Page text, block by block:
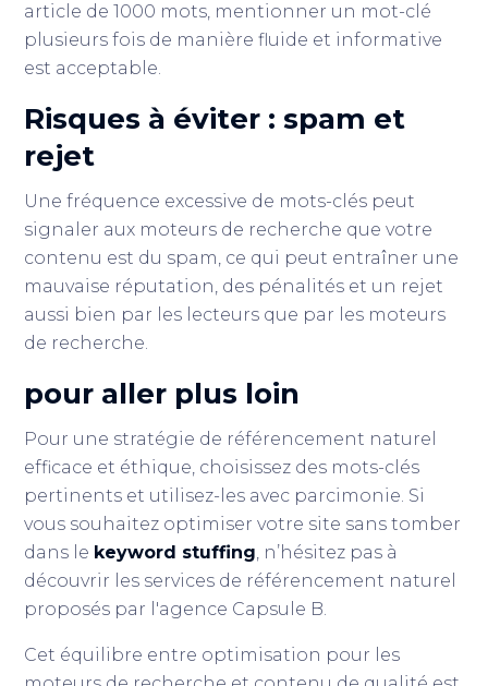
article de 1000 mots, mentionner un mot-clé
plusieurs fois de manière fluide et informative
est acceptable.
Risques à éviter : spam et
rejet
Une fréquence excessive de mots-clés peut
signaler aux moteurs de recherche que votre
contenu est du spam, ce qui peut entraîner une
mauvaise réputation, des pénalités et un rejet
aussi bien par les lecteurs que par les moteurs
de recherche.
pour aller plus loin
Pour une stratégie de référencement naturel
efficace et éthique, choisissez des mots-clés
pertinents et utilisez-les avec parcimonie. Si
vous souhaitez optimiser votre site sans tomber
dans le keyword stuffing, n’hésitez pas à
découvrir les services de référencement naturel
proposés par l'agence Capsule B.
Cet équilibre entre optimisation pour les